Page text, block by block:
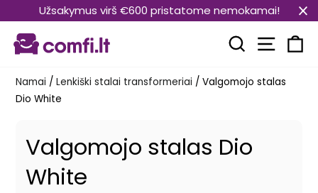
prie
turinio
Užsakymus virš €600 pristatome nemokamai!
Paieška
Namai / Lenkiški stalai transformeriai / Valgomojo stalas
Dio White
Valgomojo stalas Dio
White